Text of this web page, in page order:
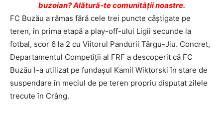
buzoian? Alătură-te comunității noastre.
FC Buzău a rămas fără cele trei puncte câştigate pe
teren, în prima etapă a play-off-ului Ligii secunde la
fotbal, scor 6 la 2 cu Viitorul Pandurii Târgu-Jiu. Concret,
Departamentul Competiții al FRF a descoperit că FC
Buzău l-a utilizat pe fundașul Kamil Wiktorski în stare de
suspendare în meciul de pe teren propriu disputat zilele
trecute în Crâng.